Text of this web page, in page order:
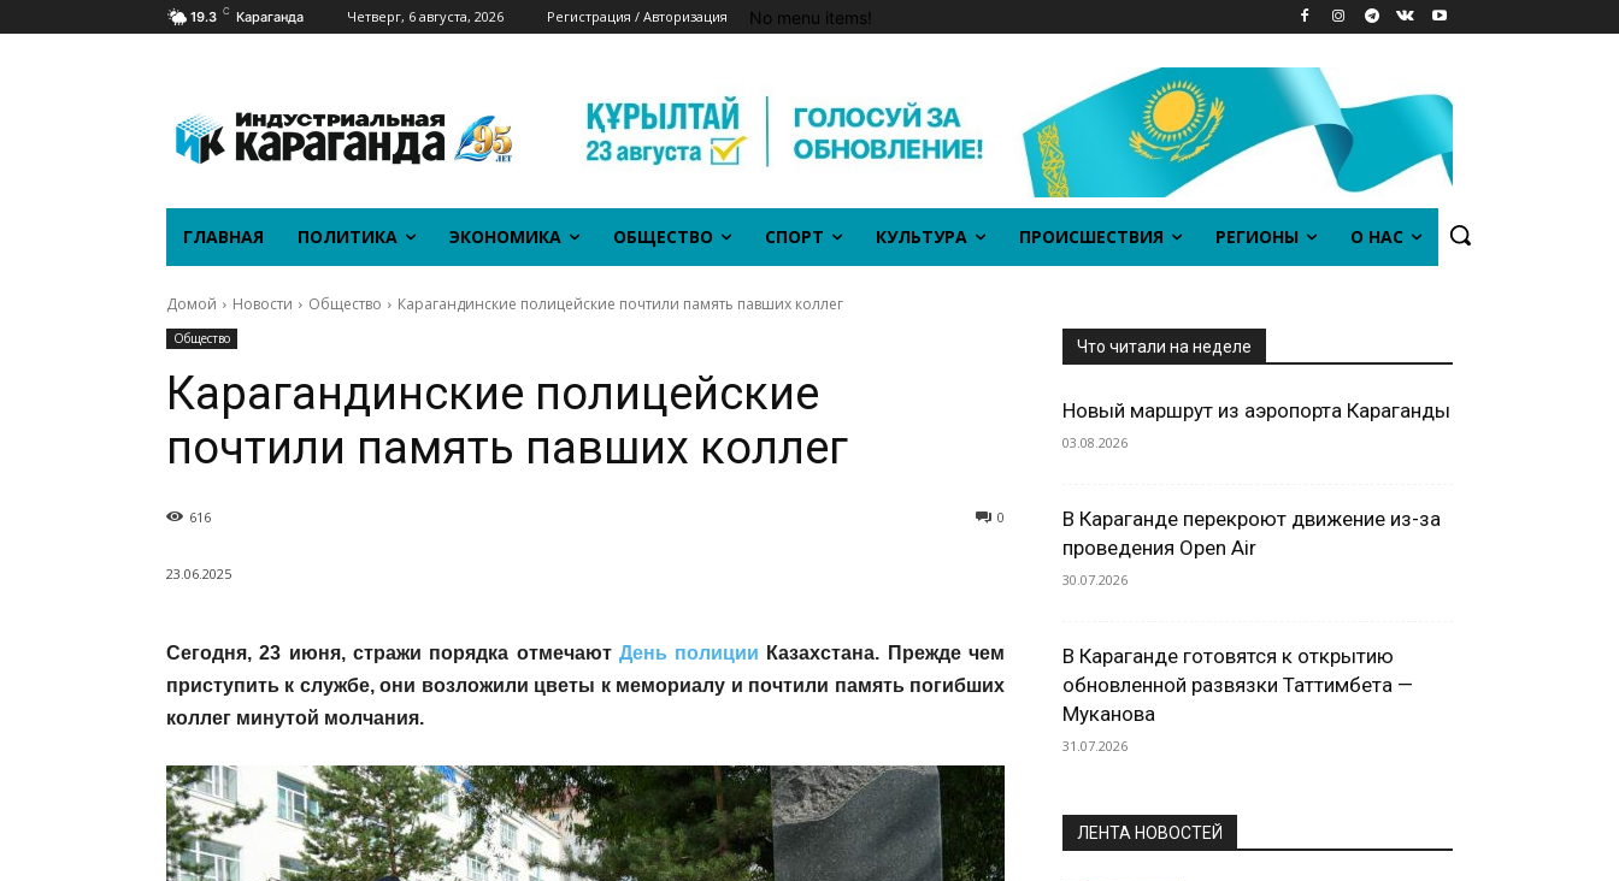
19.3 C Караганда Четверг, 6 августа, 2026 Регистрация / Авторизация No menu items!
ГЛАВНАЯ ПОЛИТИКА ЭКОНОМИКА ОБЩЕСТВО СПОРТ КУЛЬТУРА ПРОИСШЕСТВИЯ РЕГИОНЫ О НАС
Домой Новости Общество Карагандинские полицейские почтили память павших коллег
Общество
Карагандинские полицейские
почтили память павших коллег
0
616
23.06.2025
Сегодня, 23 июня, стражи порядка отмечают День полиции Казахстана. Прежде чем
приступить к службе, они возложили цветы к мемориалу и почтили память погибших
коллег минутой молчания.
Что читали на неделе
Новый маршрут из аэропорта Караганды
03.08.2026
В Караганде перекроют движение из-за
проведения Open Air
30.07.2026
В Караганде готовятся к открытию
обновленной развязки Таттимбета —
Муканова
31.07.2026
ЛЕНТА НОВОСТЕЙ